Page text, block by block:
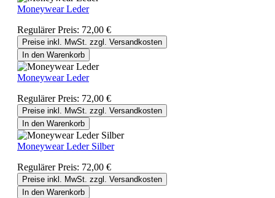
Moneywear Leder
Regulärer Preis: 72,00 €
Preise inkl. MwSt. zzgl. Versandkosten
In den Warenkorb
Moneywear Leder
Regulärer Preis: 72,00 €
Preise inkl. MwSt. zzgl. Versandkosten
In den Warenkorb
Moneywear Leder Silber
Regulärer Preis: 72,00 €
Preise inkl. MwSt. zzgl. Versandkosten
In den Warenkorb